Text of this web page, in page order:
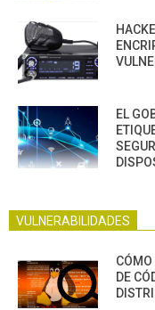
EL
VULNERABILIDADES
CÓMO
DE